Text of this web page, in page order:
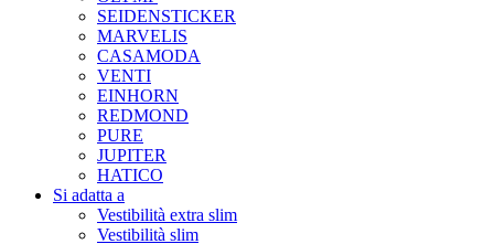
SEIDENSTICKER
MARVELIS
CASAMODA
VENTI
EINHORN
REDMOND
PURE
JUPITER
HATICO
Si adatta a
Vestibilità extra slim
Vestibilità slim